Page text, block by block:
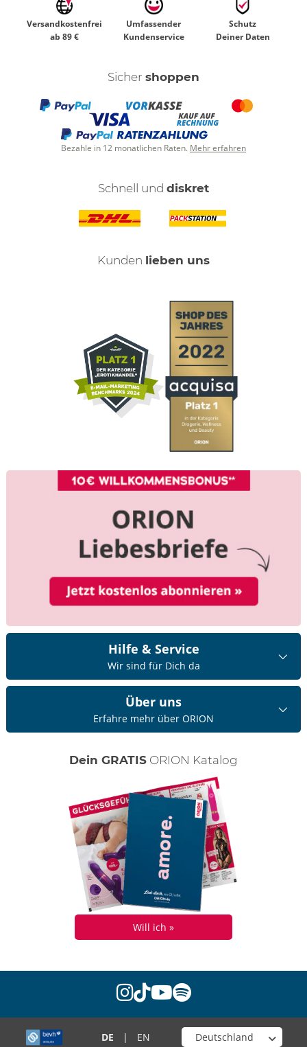
Versandkostenfrei
ab 89 €
Umfassender
Kundenservice
Schutz
Deiner Daten
Sicher shoppen
Bezahle in 12 monatlichen Raten. Mehr erfahren
Schnell und diskret
Kunden lieben uns
Hilfe & Service
Wir sind für Dich da
Über uns
Erfahre mehr über ORION
Dein GRATIS ORION Katalog
Will ich »
instagram
tiktok
youtube
spotify
DE | EN Wähle deinen Shop